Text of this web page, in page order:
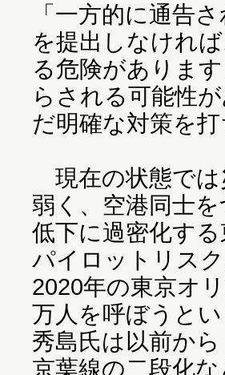
「一方的に通告
を提出しなけれ
る危険がありま
らされる可能性
だ明確な対策を
現在の状態では
弱く、空港同士
低下に過密化す
パイロットリス
2020年の東京オ
万人を呼ぼうと
秀島氏は以前か
京葉線の二段化